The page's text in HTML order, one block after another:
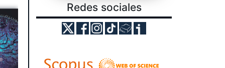
Redes sociales